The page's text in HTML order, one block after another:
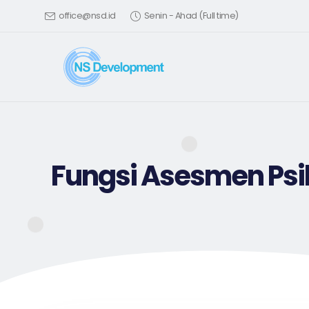
office@nsd.id Senin - Ahad (Full time)
Fungsi Asesmen